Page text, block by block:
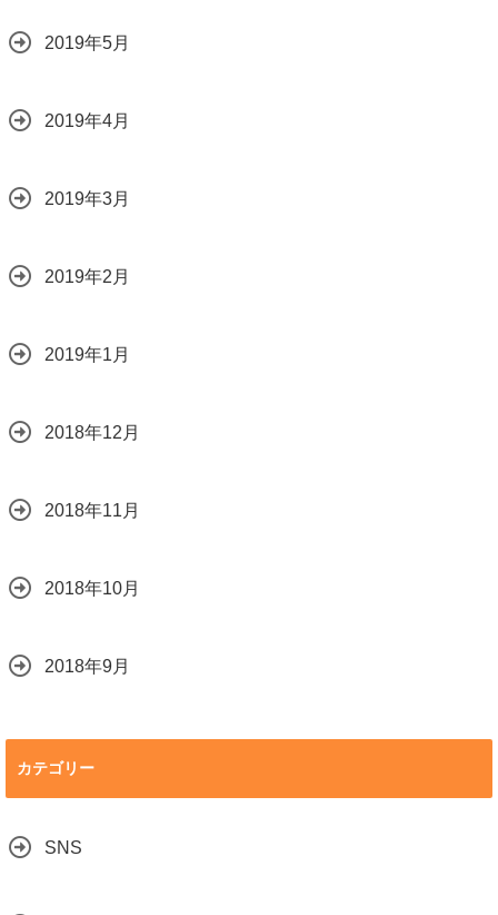
2019年5月
2019年4月
2019年3月
2019年2月
2019年1月
2018年12月
2018年11月
2018年10月
2018年9月
カテゴリー
SNS